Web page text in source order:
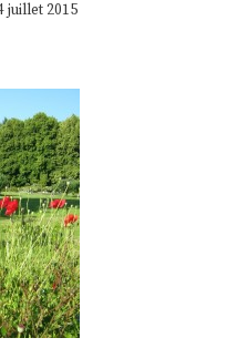
juillet 2015